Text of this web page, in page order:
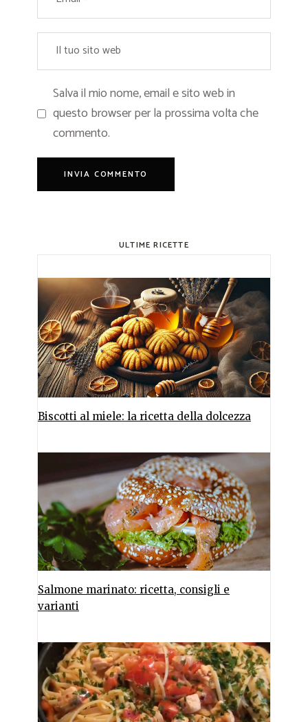
Salva il mio nome, email e sito web in
questo browser per la prossima volta che
commento.
ULTIME RICETTE
Biscotti al miele: la ricetta della dolcezza
Salmone marinato: ricetta, consigli e
varianti